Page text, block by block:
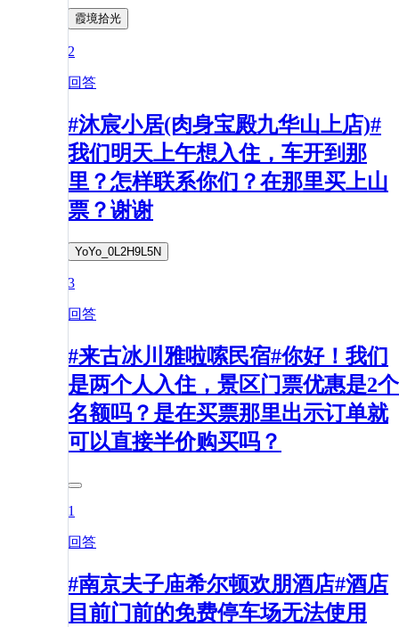
霞境拾光
2
回答
#沐宸小居(肉身宝殿九华山上店)#
我们明天上午想入住，车开到那
里？怎样联系你们？在那里买上山
票？谢谢
YoYo_0L2H9L5N
3
回答
#来古冰川雅啦嗦民宿#你好！我们
是两个人入住，景区门票优惠是2个
名额吗？是在买票那里出示订单就
可以直接半价购买吗？
1
回答
#南京夫子庙希尔顿欢朋酒店#酒店
目前门前的免费停车场无法使用